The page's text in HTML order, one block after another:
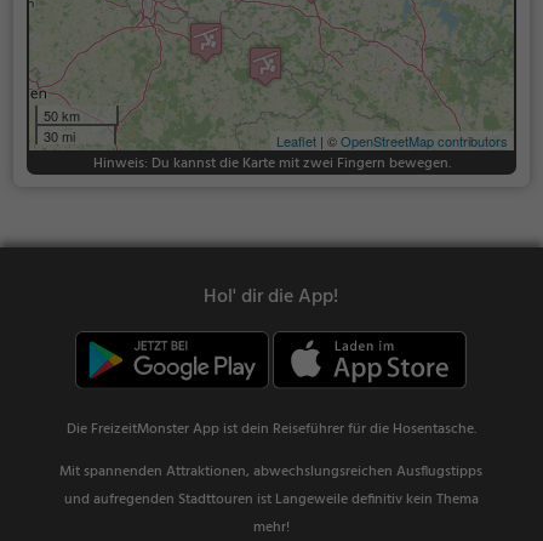
50 km
30 mi
Leaflet | ©OpenStreetMap contributors
Hinweis: Du kannst die Karte mit zwei Fingern bewegen.
Hol' dir die App!
Die FreizeitMonster App ist dein Reiseführer für die Hosentasche.
Mit spannenden Attraktionen, abwechslungsreichen Ausflugstipps
und aufregenden Stadttouren ist Langeweile definitiv kein Thema
mehr!